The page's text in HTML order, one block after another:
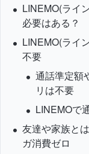
LINEMO(ライ
必要はある？
LINEMO(ライ
不要
通話準定額
リは不要
LINEMOで
友達や家族と
ガ消費ゼロ